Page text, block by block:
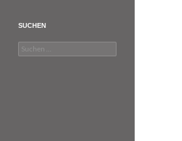
SUCHEN
Suchen
nach: